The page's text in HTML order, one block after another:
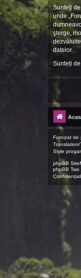
Sunteţi
unde
şterge,
datelor.
Sunteți
Furnizat de
Translation/
Style
phpBB
phpBB